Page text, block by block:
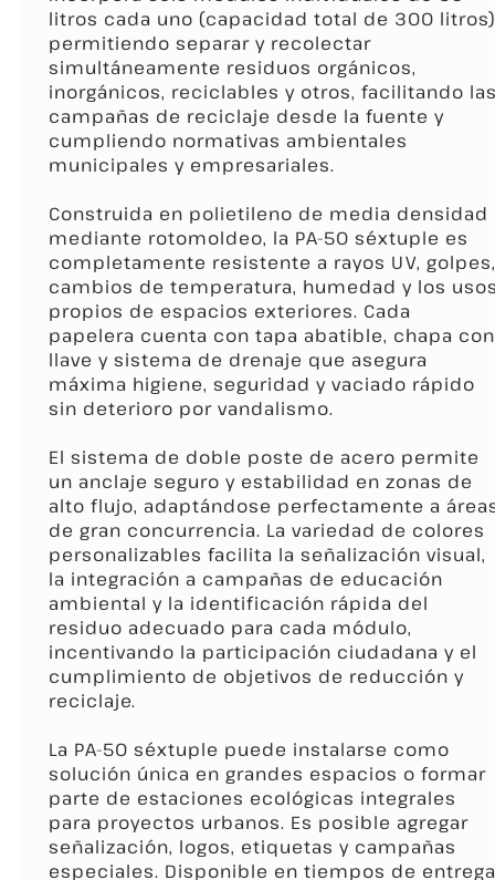
litros cada uno (capacidad total de 300
permitiendo separar y recolectar
simultáneamente residuos orgánicos,
inorgánicos, reciclables y otros, facilitando
campañas de reciclaje desde la fuente y
cumpliendo normativas ambientales
municipales y empresariales.
Construida en polietileno de media densidad
mediante rotomoldeo, la PA-50 séxtuple es
completamente resistente a rayos UV, golpes,
cambios de temperatura, humedad y los
propios de espacios exteriores. Cada
papelera cuenta con tapa abatible, chapa con
llave y sistema de drenaje que asegura
máxima higiene, seguridad y vaciado rápido
sin deterioro por vandalismo.
El sistema de doble poste de acero permite
un anclaje seguro y estabilidad en zonas de
alto flujo, adaptándose perfectamente a
de gran concurrencia. La variedad de colores
personalizables facilita la señalización visual,
la integración a campañas de educación
ambiental y la identificación rápida del
residuo adecuado para cada módulo,
incentivando la participación ciudadana y el
cumplimiento de objetivos de reducción y
reciclaje.
La PA-50 séxtuple puede instalarse como
solución única en grandes espacios o formar
parte de estaciones ecológicas integrales
para proyectos urbanos. Es posible agregar
señalización, logos, etiquetas y campañas
especiales. Disponible en tiempos de entrega